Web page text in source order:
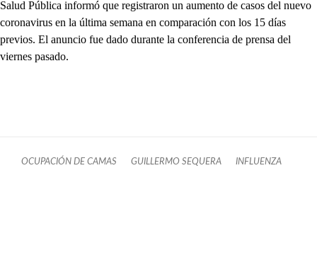
Salud Pública informó que registraron un aumento de casos del nuevo
coronavirus en la última semana en comparación con los 15 días
previos. El anuncio fue dado durante la conferencia de prensa del
viernes pasado.
OCUPACIÓN DE CAMAS GUILLERMO SEQUERA INFLUENZA